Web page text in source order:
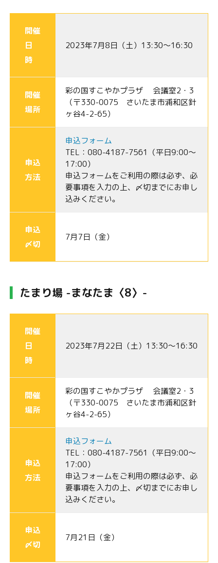
開催
日
時
2023年7月8日（土）13:30～16:30
開催
場所
彩の国すこやかプラザ 会議室2・3
（〒330-0075 さいたま市浦和区針
ヶ谷4-2-65）
申込
方法
申込フォーム
TEL：080-4187-7561（平日9:00～
17:00）
申込フォームをご利用の際は必ず、必
要事項を入力の上、〆切までにお申し
込みください。
申込
〆切
7月7日（金）
たまり場 -まなたま〈8〉-
開催
日
時
2023年7月22日（土）13:30～16:30
開催
場所
彩の国すこやかプラザ 会議室2・3
（〒330-0075 さいたま市浦和区針
ヶ谷4-2-65）
申込
方法
申込フォーム
TEL：080-4187-7561（平日9:00～
17:00）
申込フォームをご利用の際は必ず、必
要事項を入力の上、〆切までにお申し
込みください。
申込
〆切
7月21日（金）